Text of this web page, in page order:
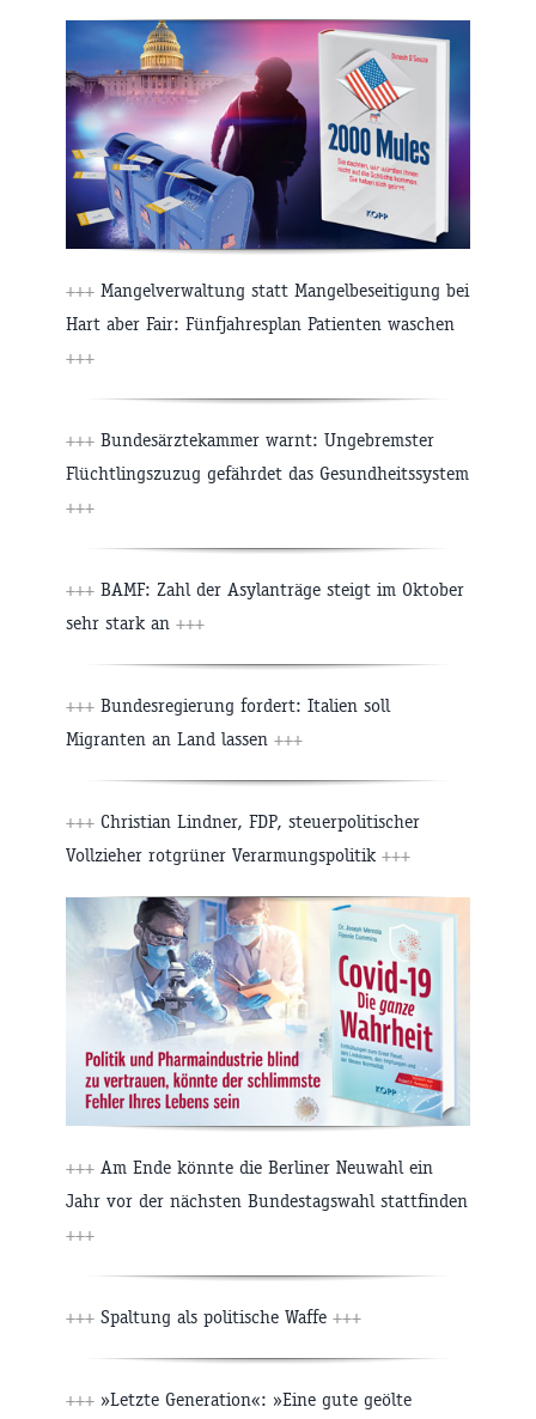
+++ Mangelverwaltung statt Mangelbeseitigung bei
Hart aber Fair: Fünfjahresplan Patienten waschen
+++
+++ Bundesärztekammer warnt: Ungebremster
Flüchtlingszuzug gefährdet das Gesundheitssystem
+++
+++ BAMF: Zahl der Asylanträge steigt im Oktober
sehr stark an +++
+++ Bundesregierung fordert: Italien soll
Migranten an Land lassen +++
+++ Christian Lindner, FDP, steuerpolitischer
Vollzieher rotgrüner Verarmungspolitik +++
+++ Am Ende könnte die Berliner Neuwahl ein
Jahr vor der nächsten Bundestagswahl stattfinden
+++
+++ Spaltung als politische Waffe +++
+++ »Letzte Generation«: »Eine gute geölte